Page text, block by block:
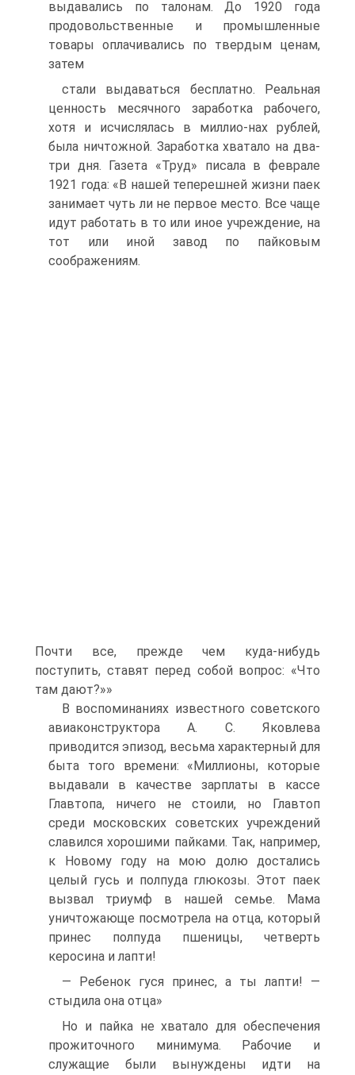
выдавались по талонам. До 1920 года
продовольственные и промышленные
товары оплачивались по твердым ценам,
затем
стали выдаваться бесплатно. Реальная
ценность месячного заработка рабочего,
хотя и исчислялась в миллио-нах рублей,
была ничтожной. Заработка хватало на два-
три дня. Газета «Труд» писала в феврале
1921 года: «В нашей теперешней жизни паек
занимает чуть ли не первое место. Все чаще
идут работать в то или иное учреждение, на
тот или иной завод по пайковым
соображениям.
Почти все, прежде чем куда-нибудь
поступить, ставят перед собой вопрос: «Что
там дают?»»
В воспоминаниях известного советского
авиаконструктора А. С. Яковлева
приводится эпизод, весьма характерный для
быта того времени: «Миллионы, которые
выдавали в качестве зарплаты в кассе
Главтопа, ничего не стоили, но Главтоп
среди московских советских учреждений
славился хорошими пайками. Так, например,
к Новому году на мою долю достались
целый гусь и полпуда глюкозы. Этот паек
вызвал триумф в нашей семье. Мама
уничтожающе посмотрела на отца, который
принес полпуда пшеницы, четверть
керосина и лапти!
— Ребенок гуся принес, а ты лапти! —
стыдила она отца»
Но и пайка не хватало для обеспечения
прожиточного минимума. Рабочие и
служащие были вынуждены идти на